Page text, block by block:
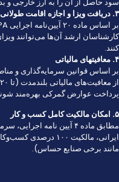
سود حاصل از آن را به ارز خارجی و
۳. دریافت ویزا و اجازه اقامت طولانی مدت
کارشناسان ارشد آن‌ها می‌توانند
کنند.
۴. معافیتهای مالیاتی
بر اساس قوانین سرمایه‌گذاری و
پرداخت عوارض گمرکی بهره‌مند
۵. امکان مالکیت کامل کسب و کار
مطابق ماده ۴ آیین نامه
ایرانی، مالکیت ۱۰۰
مانند برخی صنایع حساس).